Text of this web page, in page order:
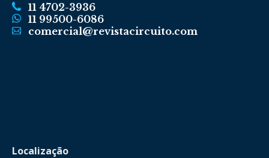
11 4702-3936
11 99500-6086
comercial@revistacircuito.com
Localização